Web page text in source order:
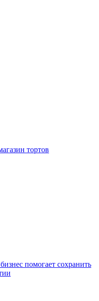
тортов
помогает сохранить